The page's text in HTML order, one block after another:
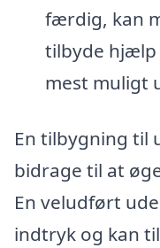
færdig, kan
tilbyde hjælp
mest muligt
En tilbygning til
bidrage til at
En veludført
indtryk og kan